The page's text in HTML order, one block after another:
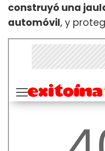
construyó una
automóvil, y